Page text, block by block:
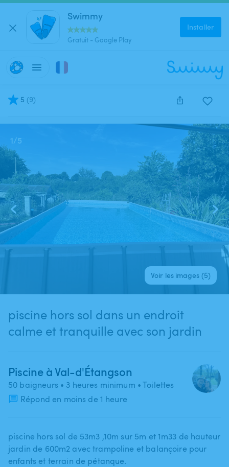
Swimmy
Gratuit - Google Play
Installer
5 (9)
Cette annonce est close et ne peut être réservée.
1/5
Voir les images (5)
piscine hors sol dans un endroit
calme et tranquille avec son jardin
Piscine à Val-d'Étangson
50 baigneurs • 3 heures minimum • Toilettes
Répond en moins de 1 heure
piscine hors sol de 53m3 ​,​10m sur 5m et 1m33 de hauteur
jardin de 600m2 avec trampoline et balançoire pour
enfants et terrain de pétanque.